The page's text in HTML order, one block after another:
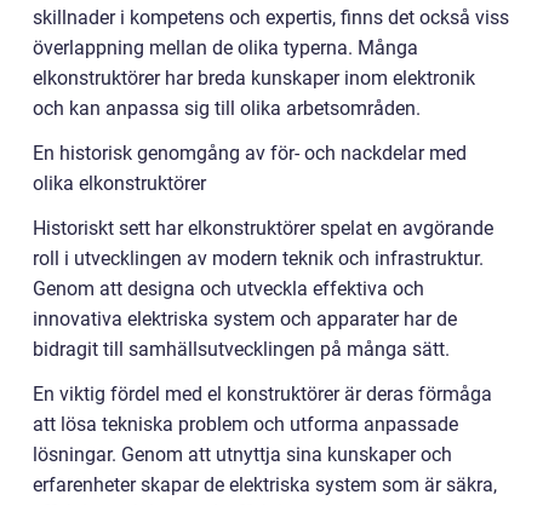
skillnader i kompetens och expertis, finns det också viss
överlappning mellan de olika typerna. Många
elkonstruktörer har breda kunskaper inom elektronik
och kan anpassa sig till olika arbetsområden.
En historisk genomgång av för- och nackdelar med
olika elkonstruktörer
Historiskt sett har elkonstruktörer spelat en avgörande
roll i utvecklingen av modern teknik och infrastruktur.
Genom att designa och utveckla effektiva och
innovativa elektriska system och apparater har de
bidragit till samhällsutvecklingen på många sätt.
En viktig fördel med el konstruktörer är deras förmåga
att lösa tekniska problem och utforma anpassade
lösningar. Genom att utnyttja sina kunskaper och
erfarenheter skapar de elektriska system som är säkra,